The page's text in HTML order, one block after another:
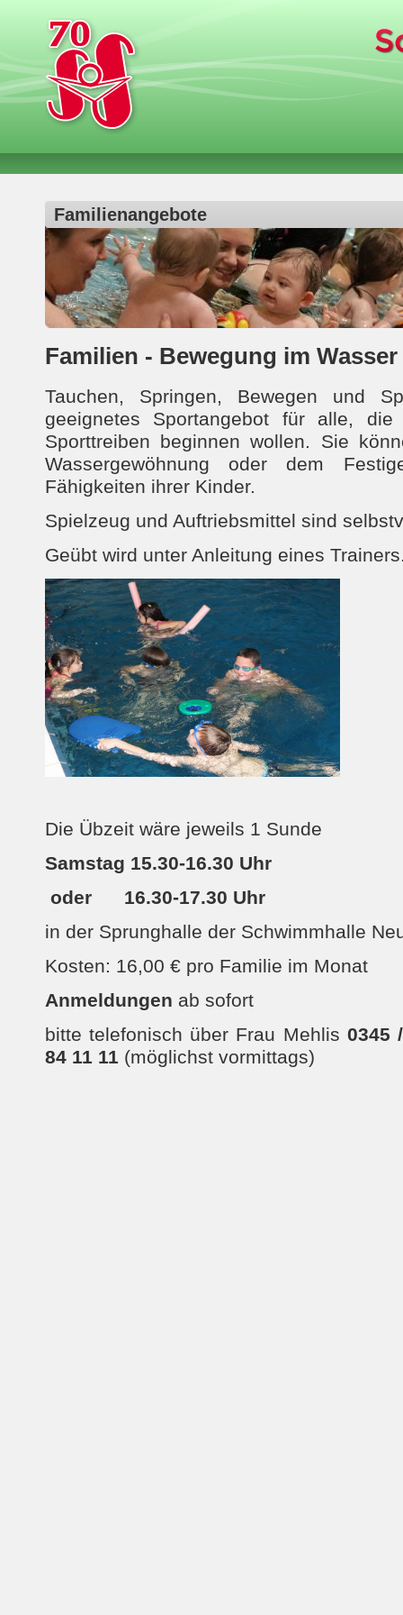
Familienangebote
Familien - Bewegung im Wasser
Tauchen, Springen, Bewegen und
geeignetes Sportangebot für alle,
Sporttreiben beginnen wollen. Sie
Wassergewöhnung oder dem
Fähigkeiten ihrer Kinder.
Spielzeug und Auftriebsmittel sind
Geübt wird unter Anleitung eines
Die Übzeit wäre jeweils 1 Sunde
Samstag 15.30-16.30 Uhr
oder 16.30-17.30 Uhr
in der Sprunghalle der Schwimmhalle
Kosten: 16,00 € pro Familie im Monat
Anmeldungen ab sofort
bitte telefonisch über Frau Mehlis 0345
84 11 11 (möglichst vormittags)